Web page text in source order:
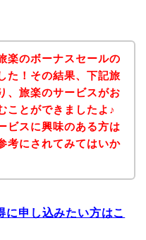
楽のボーナスセールの
た！その結果、下記旅
、旅楽のサービスがお
ことができましたよ♪
ビスに興味のある方は
考にされてみてはいか
申し込みたい方はこ